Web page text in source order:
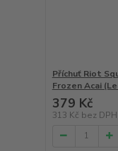
Příchuť Riot
Frozen Acai
379 Kč
313 Kč bez DPH